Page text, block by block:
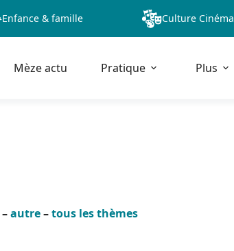
Enfance & famille Culture Cinéma
Mèze actu Pratique Plus
–autre–tous les thèmes